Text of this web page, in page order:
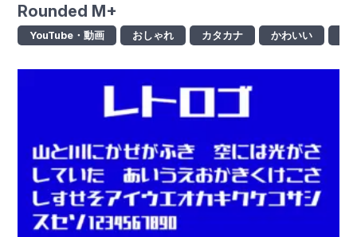
Rounded M+
YouTube・動画 おしゃれ カタカナ かわいい